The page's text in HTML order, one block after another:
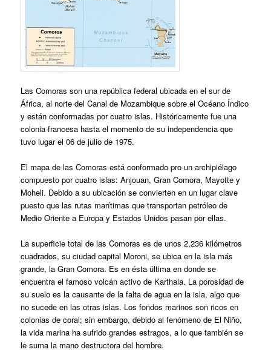
Las Comoras son una república federal ubicada en el sur de
África, al norte del Canal de Mozambique sobre el Océano Índico
y están conformadas por cuatro islas. Históricamente fue una
colonia francesa hasta el momento de su independencia que
tuvo lugar el 06 de julio de 1975.
El mapa de las Comoras está conformado pro un archipiélago
compuesto por cuatro islas: Anjouan, Gran Comora, Mayotte y
Moheli. Debido a su ubicación se convierten en un lugar clave
puesto que las rutas marítimas que transportan petróleo de
Medio Oriente a Europa y Estados Unidos pasan por ellas.
La superficie total de las Comoras es de unos 2,236 kilómetros
cuadrados, su ciudad capital Moroni, se ubica en la isla más
grande, la Gran Comora. Es en ésta última en donde se
encuentra el famoso volcán activo de Karthala. La porosidad de
su suelo es la causante de la falta de agua en la isla, algo que
no sucede en las otras islas. Los fondos marinos son ricos en
colonias de coral; sin embargo, debido al fenómeno de El Niño,
la vida marina ha sufrido grandes estragos, a lo que también se
le suma la mano destructora del hombre.